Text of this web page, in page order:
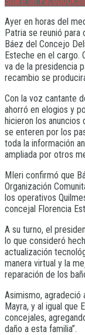
Ayer en horas del
Patria se reunió para
Báez del Concejo
Esteche en el cargo.
va de la presidencia
recambio se
Con la voz cantante
ahorró en elogios y
hicieron los anuncios
se enteren por los
toda la información
ampliada por otros
MIeri confirmó que
Organización
los operativos
concejal Florencia
A su turno, el
lo que consideró
actualización
manera virtual y la
reparación de los
Asimismo, agradeció
Mayra, y al igual que
concejales,
daño a esta familia”.